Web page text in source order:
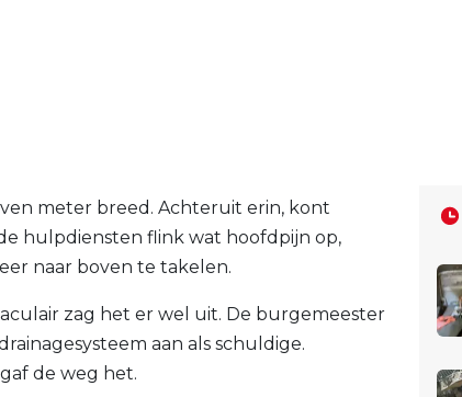
meter breed. Achteruit erin, kont
hulpdiensten flink wat hoofdpijn op,
naar boven te takelen.
zag het er wel uit. De burgemeester
aan als schuldige.
de weg het.